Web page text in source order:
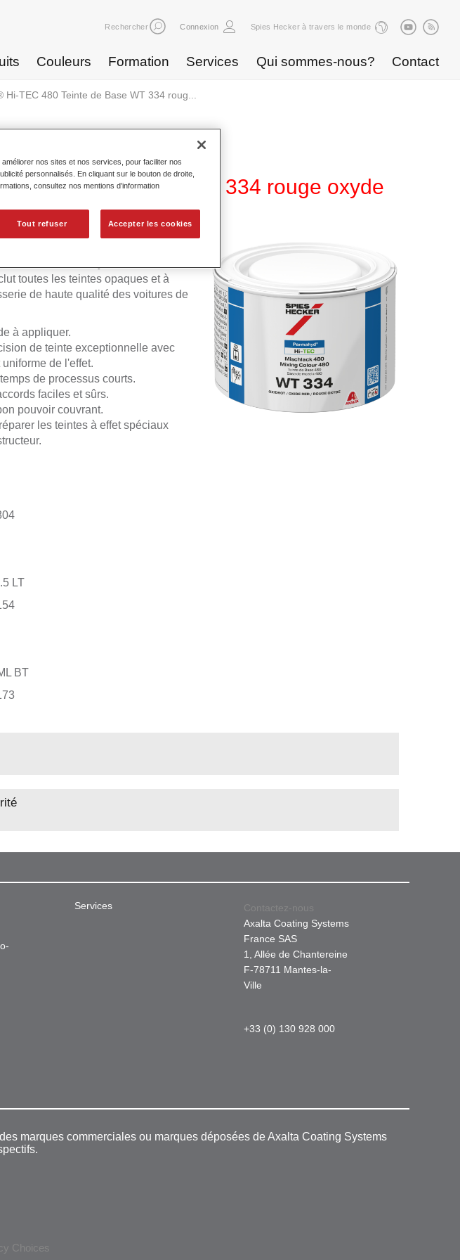
Rechercher Connexion Spies Hecker à travers le monde
Couleurs Formation Services Qui sommes-nous? Contact
Hi-TEC 480 Teinte de Base WT 334 roug...
Teinte de Base WT 334 rouge oxyde
pour l'utilisation avec la
toutes les teintes opaques et à
de haute qualité des voitures de
à appliquer.
de teinte exceptionnelle avec
de l'effet.
de processus courts.
faciles et sûrs.
pouvoir couvrant.
les teintes à effet spéciaux
LT
BT
Services
Contactez-nous
Axalta Coating Systems
France SAS
1, Allée de Chantereine
F-78711 Mantes-la-
Ville
+33 (0) 130 928 000
marques commerciales ou marques déposées de Axalta Coating Systems
Choices
nos sites et nos services, pour faciliter nos
personnalisés. En cliquant sur le bouton de droite,
consultez nos mentions d’information
Tout refuser Accepter les cookies